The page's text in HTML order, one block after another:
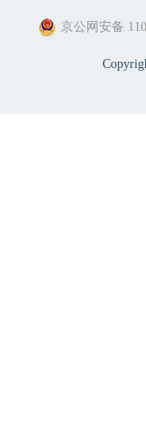
京公网安备